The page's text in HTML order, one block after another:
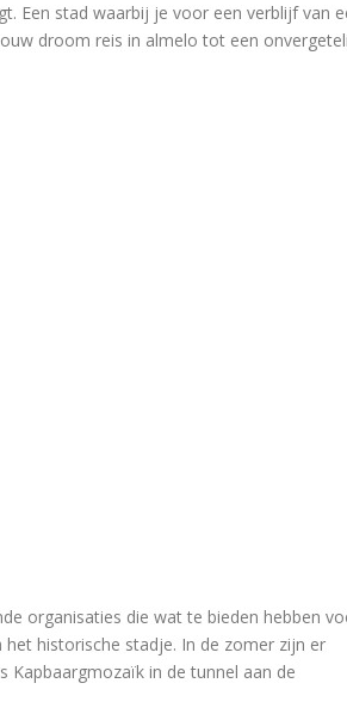
Een stad waarbij je voor een verblijf van
droom reis in almelo tot een
organisaties die wat te bieden hebben
historische stadje. In de zomer zijn er
Kapbaargmozaïk in de tunnel aan de